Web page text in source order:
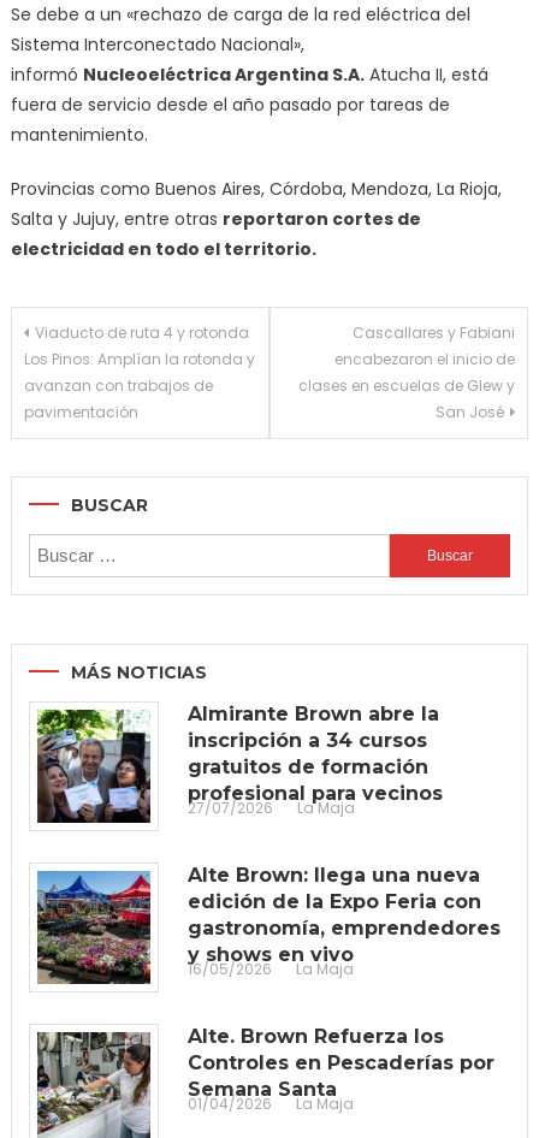
Se debe a un «rechazo de carga de la red eléctrica del
Sistema Interconectado Nacional»,
informó Nucleoeléctrica Argentina S.A.Atucha II, está
fuera de servicio desde el año pasado por tareas de
mantenimiento.
Provincias como Buenos Aires, Córdoba, Mendoza, La Rioja,
Salta y Jujuy, entre otras reportaron cortes de
electricidad en todo el territorio.
Navegación
de
entradas
Viaducto de ruta 4 y rotonda
Los Pinos: Amplían la rotonda y
avanzan con trabajos de
pavimentación
Cascallares y Fabiani
encabezaron el inicio de
clases en escuelas de Glew y
San José
BUSCAR
Buscar:
MÁS NOTICIAS
Almirante Brown abre la
inscripción a 34 cursos
gratuitos de formación
profesional para vecinos
27/07/2026 La Maja
Alte Brown: llega una nueva
edición de la Expo Feria con
gastronomía, emprendedores
y shows en vivo
16/05/2026 La Maja
Alte. Brown Refuerza los
Controles en Pescaderías por
Semana Santa
01/04/2026 La Maja